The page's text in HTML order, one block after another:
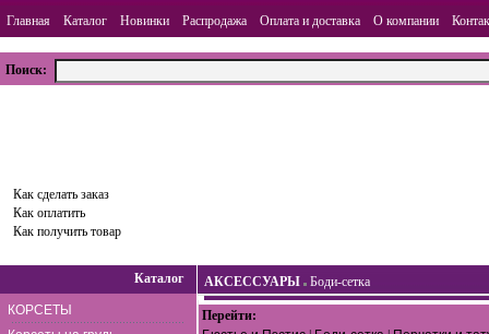
Главная Каталог Новинки Распродажа Оплата и доставка О компании
Поиск:
Как сделать заказ
Как оплатить
Как получить товар
Каталог
КОРСЕТЫ
АКСЕССУАРЫ Боди-сетка
Перейти: